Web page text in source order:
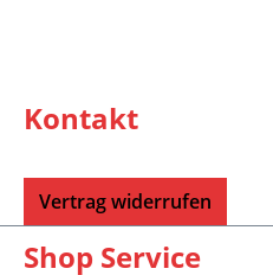
Kontakt
Vertrag widerrufen
Shop Service